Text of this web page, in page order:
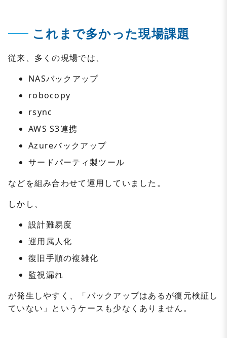
これまで多かった現場課題
従来、多くの現場では、
NASバックアップ
robocopy
rsync
AWS S3連携
Azureバックアップ
サードパーティ製ツール
などを組み合わせて運用していました。
しかし、
設計難易度
運用属人化
復旧手順の複雑化
監視漏れ
が発生しやすく、「バックアップはあるが復元検証し
ていない」というケースも少なくありません。